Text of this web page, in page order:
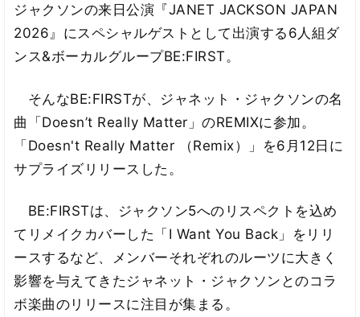
ジャクソンの来日公演『JANET JACKSON JAPAN
2026』にスペシャルゲストとして出演する6人組ダ
ンス&ボーカルグループBE:FIRST。
そんなBE:FIRSTが、ジャネット・ジャクソンの名
曲「Doesn’t Really Matter」のREMIXに参加。
「Doesn't Really Matter （Remix）」を6月12日に
サプライズリリースした。
BE:FIRSTは、ジャクソン5へのリスペクトを込め
てリメイクカバーした「I Want You Back」をリリ
ースするなど、メンバーそれぞれのルーツに大きく
影響を与えてきたジャネット・ジャクソンとのコラ
ボ楽曲のリリースに注目が集まる。